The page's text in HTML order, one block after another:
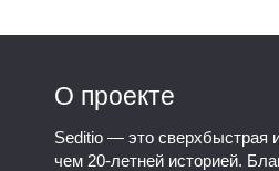
О проекте
Seditio — это сверхбыстрая
чем 20-летней историей.